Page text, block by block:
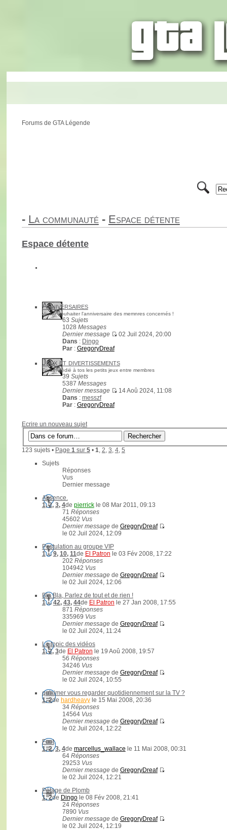
Forums de GTA Légende
- La communauté - Espace détente
Espace détente
Anniversaires
Venez souhaiter l'anniversaire des memnres concernés !
63 Sujets
1028 Messages
Dernier message
02 Juil 2024, 20:00
Dans : Dingo
Par: GregoryDreaf
Jeux et divertissements
Forum dédié à tos les petits jeux entre membres
39 Sujets
5387 Messages
Dernier message
14 Aoû 2024, 11:08
Dans : messzf
Par: GregoryDreaf
Ecrire un nouveau sujet
123 sujets • Page 1 sur 5• 1 2 3 4, 5
Sujets
Réponses
Vus
Dernier message
Absence.
1,2, 3, 4de pierrickle 08 Mar 2011, 09:13
71 Réponses
45602 Vus
Dernier message de GregoryDreaf
le 02 Juil 2024, 12:09
Postulation au groupe VIP
1...9, 10, 11de El Patron le 03 Fév 2008, 17:22
202 Réponses
104942 Vus
Dernier message de GregoryDreaf
le 02 Juil 2024, 12:06
Bla Bla, Parlez de tout et de rien !
1...42, 43, 44de El Patron le 27 Jan 2008, 17:55
871 Réponses
335969 Vus
Dernier message de GregoryDreaf
le 02 Juil 2024, 11:24
Le topic des vidéos
1,2, 3de El Patron le 19 Aoû 2008, 19:57
56 Réponses
34246 Vus
Dernier message de GregoryDreaf
le 02 Juil 2024, 10:55
qu'aimer vous regarder quotidiennement sur la TV ?
1,2de hardheavyle 15 Mai 2008, 20:36
34 Réponses
14564 Vus
Dernier message de GregoryDreaf
le 02 Juil 2024, 12:22
Foot
1,2,3, 4de marcellus_wallace le 11 Mai 2008, 00:31
64 Réponses
29253 Vus
Dernier message de GregoryDreaf
le 02 Juil 2024, 12:21
Pétage de Plomb
1,2de Dingole 08 Fév 2008, 21:41
24 Réponses
7890 Vus
Dernier message de GregoryDreaf
le 02 Juil 2024, 12:19